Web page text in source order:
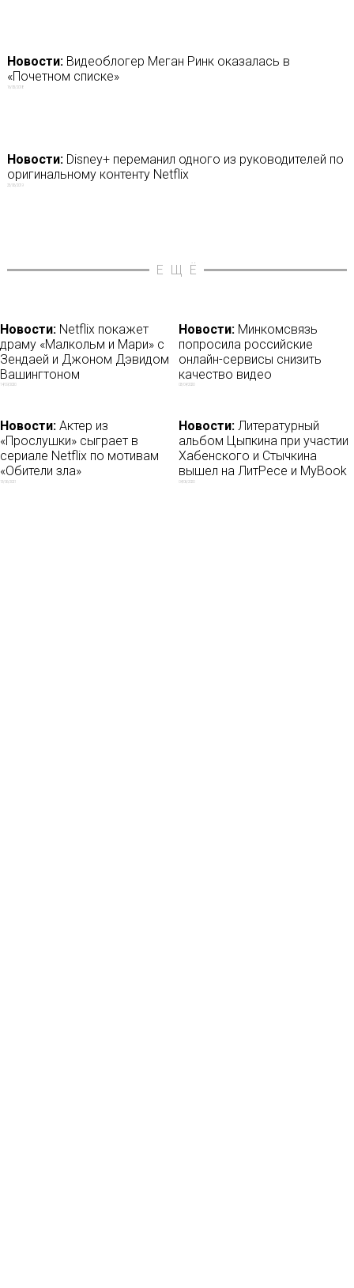
Новости:Видеоблогер Меган Ринк оказалась в
«Почетном списке»
16/05/2018
Новости:Disney+ переманил одного из руководителей по
оригинальному контенту Netflix
25/06/2019
ЕЩЁ
Новости: Netflix покажет
драму «Малкольм и Мари» с
Зендаей и Джоном Дэвидом
Вашингтоном
14/09/2020
Новости: Минкомсвязь
попросила российские
онлайн-сервисы снизить
качество видео
03/04/2020
Новости: Актер из
«Прослушки» сыграет в
сериале Netflix по мотивам
«Обители зла»
13/06/2021
Новости: Литературный
альбом Цыпкина при участии
Хабенского и Стычкина
вышел на ЛитРесе и MyBook
04/06/2020